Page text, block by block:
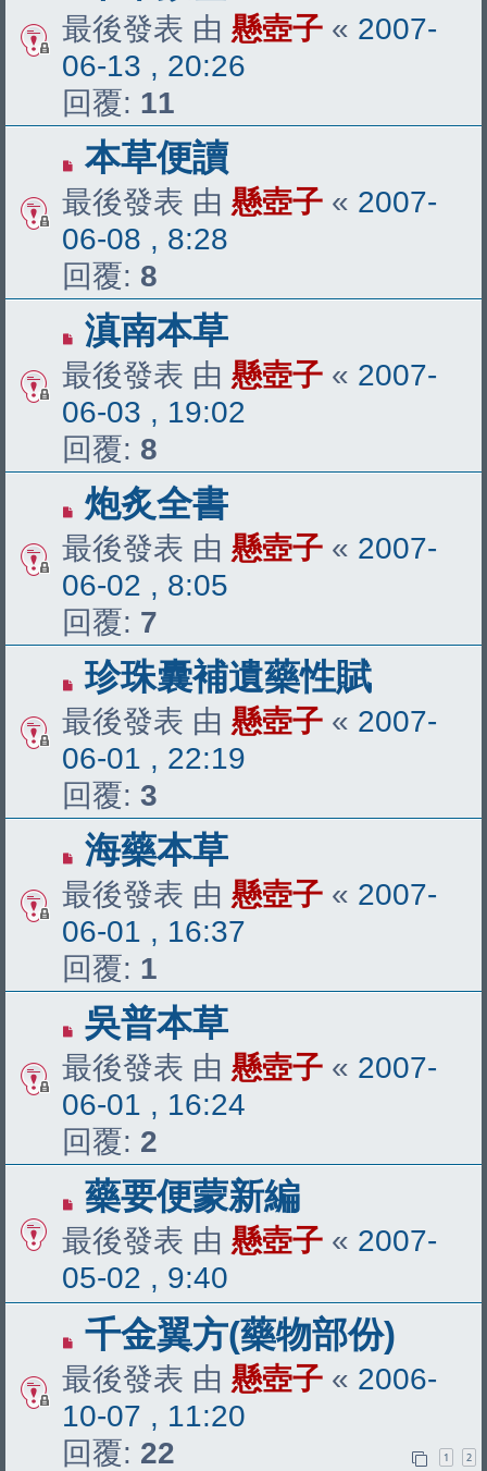
最後發表 由 懸壺子 « 2007-
06-13 , 20:26
回覆: 11
本草便讀
最後發表 由 懸壺子 « 2007-
06-08 , 8:28
回覆: 8
滇南本草
最後發表 由 懸壺子 « 2007-
06-03 , 19:02
回覆: 8
炮炙全書
最後發表 由 懸壺子 « 2007-
06-02 , 8:05
回覆: 7
珍珠囊補遺藥性賦
最後發表 由 懸壺子 « 2007-
06-01 , 22:19
回覆: 3
海藥本草
最後發表 由 懸壺子 « 2007-
06-01 , 16:37
回覆: 1
吳普本草
最後發表 由 懸壺子 « 2007-
06-01 , 16:24
回覆: 2
藥要便蒙新編
最後發表 由 懸壺子 « 2007-
05-02 , 9:40
千金翼方(藥物部份)
最後發表 由 懸壺子 « 2006-
10-07 , 11:20
回覆: 22 1 2